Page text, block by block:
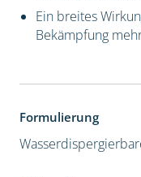
Ein breites
Bekämpfung
Formulierung